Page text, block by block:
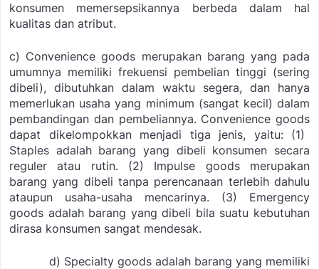
konsumen memersepsikannya berbeda dalam hal
kualitas dan atribut.
c) Convenience goods merupakan barang yang pada
umumnya memiliki frekuensi pembelian tinggi (sering
dibeli), dibutuhkan dalam waktu segera, dan hanya
memerlukan usaha yang minimum (sangat kecil) dalam
pembandingan dan pembeliannya. Convenience goods
dapat dikelompokkan menjadi tiga jenis, yaitu:
(1)
Staples adalah barang yang dibeli konsumen secara
reguler atau rutin.
(2) Impulse goodsmerupakan
barang yang dibeli tanpa perencanaan terlebih dahulu
ataupun usaha-usaha mencarinya.
(3) Emergency
goods adalah barang yang dibeli bila suatu kebutuhan
dirasa konsumen sangat mendesak.
d) Specialty goods adalah barang yang memiliki